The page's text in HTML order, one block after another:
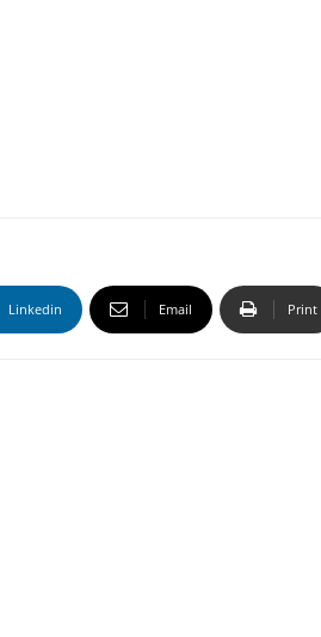
Linkedin Email Print